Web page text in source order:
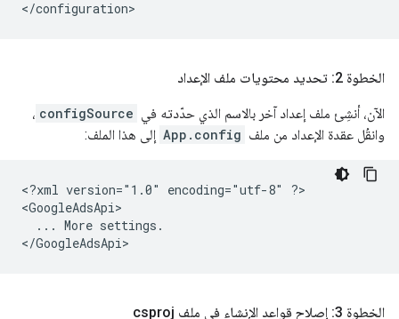
الخطوة 2: تحديد محتويات ملف الإعداد
الآن، أنشِئ ملف إعداد آخر بالاسم الذي حدّدته في configSource ،
وانقُل عقدة الإعداد من ملف App.config إلى هذا الملف:
<?xml version="1.0" encoding="utf-8"
?>
... More settings.
الخطوة 3: إصلاح قواعد الإنشاء في ملف csproj